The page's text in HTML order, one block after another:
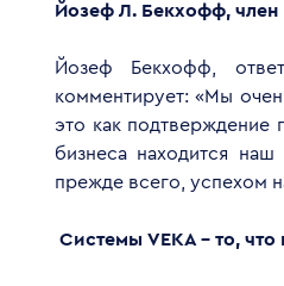
Йозеф Л. Бекхофф, член
Йозеф Бекхофф,
комментирует: «Мы
это как подтверждение
бизнеса находится
прежде всего, успехом
Системы VEKA - то,